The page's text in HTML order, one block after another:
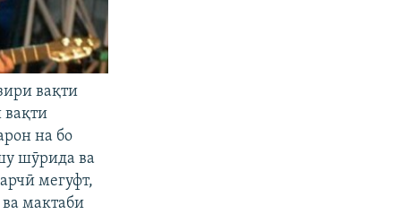
вақти
вақти
на бо
шӯрида ва
мегуфт,
ва мактаби